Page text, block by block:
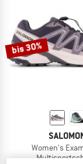
bis 30%
Women's